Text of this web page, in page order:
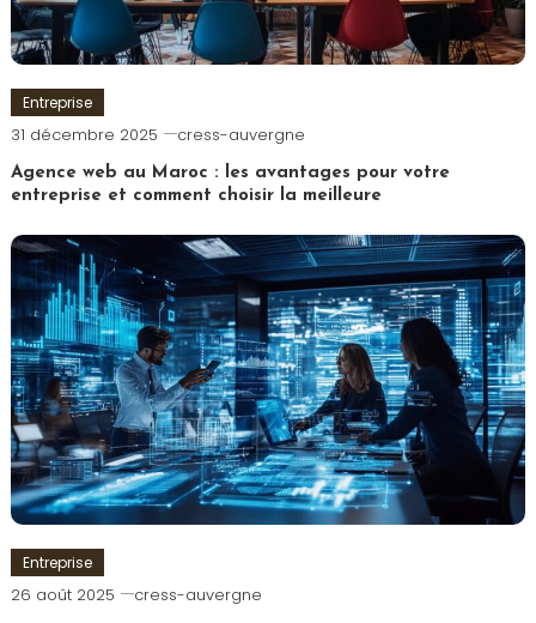
Entreprise
31 décembre 2025 cress-auvergne
Agence web au Maroc : les avantages pour votre
entreprise et comment choisir la meilleure
Entreprise
26 août 2025 cress-auvergne